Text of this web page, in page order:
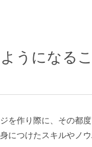
ようになる
を作り際に、その都
につけたスキルやノ